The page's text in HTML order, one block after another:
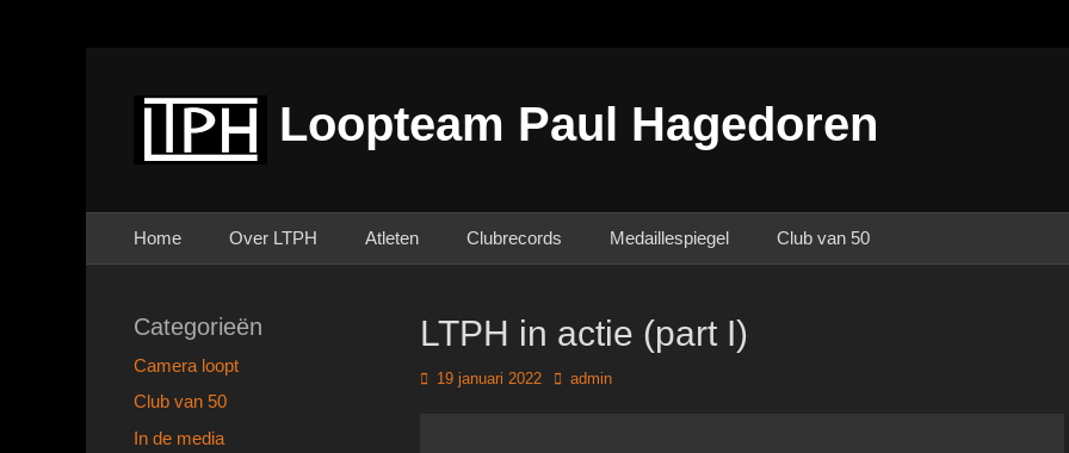
Loopteam Paul Hagedoren
Primair menu
naar
Home Over LTPH Atleten Clubrecords Medaillespiegel Club van 50
LTPH in actie (part I)
Geplaatst
19 januari 2022 Author
admin
Categorieën
Camera loopt
Club van 50
In de media